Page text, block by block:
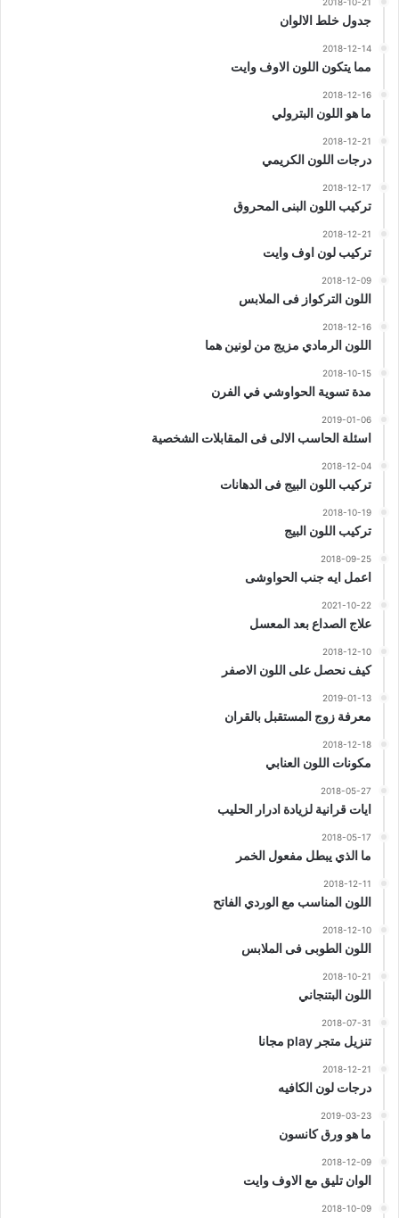
جدول خلط الالوان
2018-12-14
مما يتكون اللون الاوف وايت
2018-12-16
ما هو اللون البترولي
2018-12-21
درجات اللون الكريمي
2018-12-17
تركيب اللون البنى المحروق
2018-12-21
تركيب لون اوف وايت
2018-12-09
اللون التركواز فى الملابس
2018-12-16
اللون الرمادي مزيج من لونين هما
2018-10-15
مدة تسوية الحواوشي في الفرن
2019-01-06
اسئلة الحاسب الالى فى المقابلات الشخصية
2018-12-04
تركيب اللون البيج فى الدهانات
2018-10-19
تركيب اللون البيج
2018-09-25
اعمل ايه جنب الحواوشى
2021-10-22
علاج الصداع بعد المعسل
2018-12-10
كيف نحصل على اللون الاصفر
2019-01-13
معرفة زوج المستقبل بالقران
2018-12-18
مكونات اللون العنابي
2018-05-27
ايات قرانية لزيادة ادرار الحليب
2018-05-17
ما الذي يبطل مفعول الخمر
2018-12-11
اللون المناسب مع الوردي الفاتح
2018-12-10
اللون الطوبى فى الملابس
2018-10-21
اللون البتنجاني
2018-07-31
تنزيل متجر play مجانا
2018-12-21
درجات لون الكافيه
2019-03-23
ما هو ورق كانسون
2018-12-09
الوان تليق مع الاوف وايت
2018-10-09